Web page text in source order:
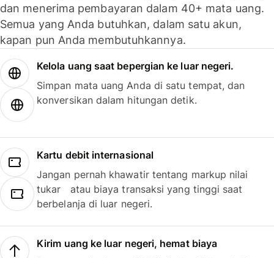
dan menerima pembayaran dalam 40+ mata uang.
Semua yang Anda butuhkan, dalam satu akun,
kapan pun Anda membutuhkannya.
Kelola uang saat bepergian ke luar negeri.
Simpan mata uang Anda di satu tempat, dan
konversikan dalam hitungan detik.
Kartu debit internasional
Jangan pernah khawatir tentang markup nilai
tukar atau biaya transaksi yang tinggi saat
berbelanja di luar negeri.
Kirim uang ke luar negeri, hemat biaya